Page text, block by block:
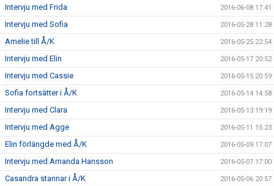
Intervju med Frida 2016-06-08 17:41
Intervju med Sofia 2016-05-28 11:28
Amelie till Å/K 2016-05-25 22:54
Intervju med Elin 2016-05-17 20:52
Intervju med Cassie 2016-05-15 20:59
Sofia fortsätter i Å/K 2016-05-14 14:58
Intervju med Clara 2016-05-13 19:19
Intervju med Agge 2016-05-11 15:23
Elin förlängde med Å/K 2016-05-09 17:07
Intervju med Amanda Hansson 2016-05-07 17:00
Casandra stannar i Å/K 2016-05-06 20:57